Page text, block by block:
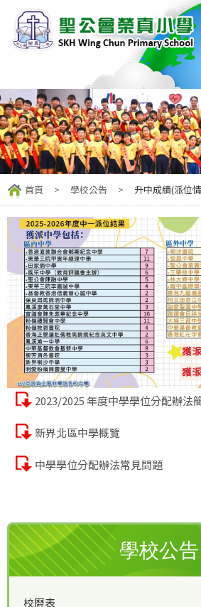
首頁 > 學校公告 > 升中成績(派位
2023/2025 年度中學學位分配辦法
新界北區中學概覽
中學學位分配辦法常見問題
學校公告
校曆表